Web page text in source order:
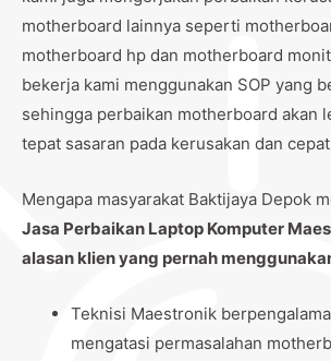
motherboard lainnya seperti
motherboard hp dan motherboard
bekerja kami menggunakan SOP yang
sehingga perbaikan motherboard akan
tepat sasaran pada kerusakan dan
Mengapa masyarakat Baktijaya Depok
Jasa Perbaikan Laptop Komputer
alasan klien yang pernah
Teknisi Maestronik
mengatasi permasalahan